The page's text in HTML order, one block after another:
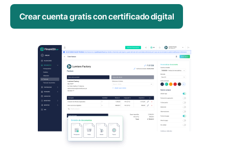
Crear cuenta gratis con certificado digital